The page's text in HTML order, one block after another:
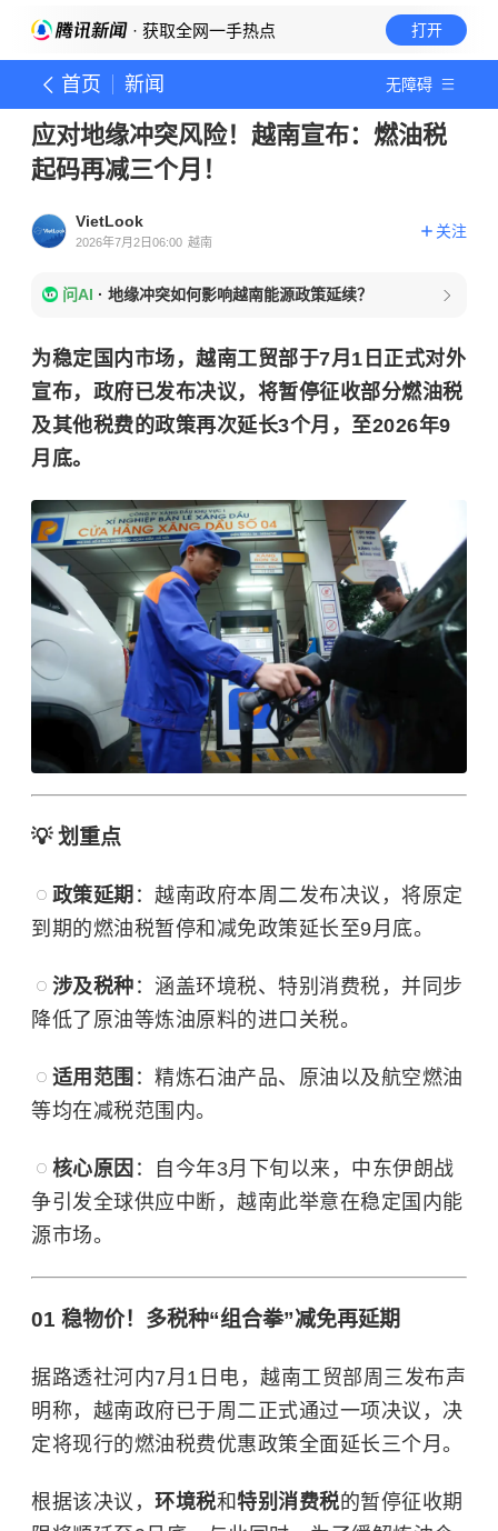
· 获取全网一手热点 打开
首页 新闻 无障碍
应对地缘冲突风险！越南宣布：燃油税
起码再减三个月！
VietLook
2026年7月2日06:00 越南
关注
问AI · 地缘冲突如何影响越南能源政策延续？
为稳定国内市场，越南工贸部于7月1日正式对外
宣布，政府已发布决议，将暂停征收部分燃油税
及其他税费的政策再次延长3个月，至2026年9
月底。
💡 划重点
政策延期 ：越南政府本周二发布决议，将原定
到期的燃油税暂停和减免政策延长至9月底。
涉及税种 ：涵盖环境税、特别消费税，并同步
降低了原油等炼油原料的进口关税。
适用范围 ：精炼石油产品、原油以及航空燃油
等均在减税范围内。
核心原因 ：自今年3月下旬以来， 中东伊朗战
争引发全球供应中断，越南此举意在稳定国内能
源市场。
01 稳物价！多税种“组合拳”减免再延期
据路透社河内7月1日电，越南工贸部周三发布声
明称，越南政府已于周二正式通过一项决议，决
定将现行的燃油税费优惠政策全面延长三个月。
根据该决议， 环境税和特别消费税的暂停征收期